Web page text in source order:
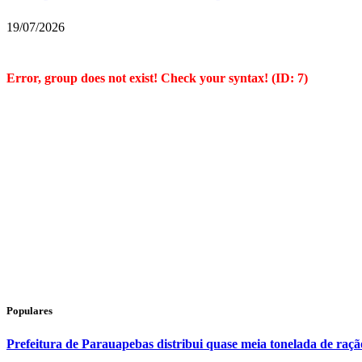
19/07/2026
Error, group does not exist! Check your syntax! (ID: 7)
Populares
Prefeitura de Parauapebas distribui quase meia tonelada de